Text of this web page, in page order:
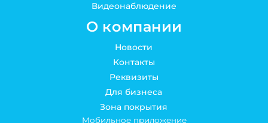
Видеонаблюдение
О компании
Новости
Контакты
Реквизиты
Для бизнеса
Зона покрытия
Мобильное приложение